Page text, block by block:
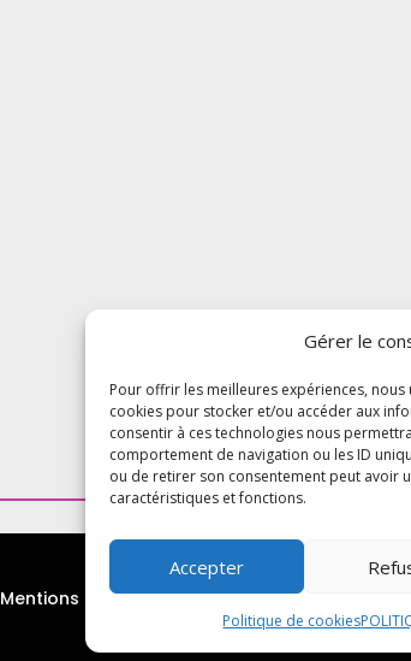
Gérer le
Pour offrir les meilleures expériences,
cookies pour stocker et/ou accéder aux
consentir à ces technologies nous
comportement de navigation ou les ID
ou de retirer son consentement peut avoir
caractéristiques et fonctions.
Accepter
Politique de cookies
Mentions légales– Tous droits réservés –